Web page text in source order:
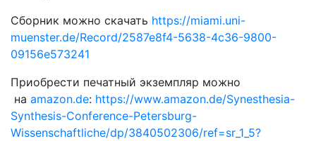
Сборник можно скачать https://miami.uni-
muenster.de/Record/2587e8f4-5638-4c36-9800-
09156e573241
Приобрести печатный экземпляр можно
на amazon.de: https://www.amazon.de/Synesthesia-
Synthesis-Conference-Petersburg-
Wissenschaftliche/dp/3840502306/ref=sr_1_5?